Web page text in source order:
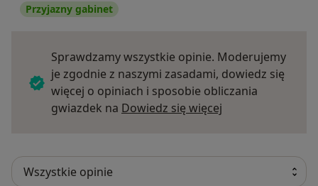
Przyjazny gabinet
Sprawdzamy wszystkie opinie. Moderujemy
je zgodnie z naszymi zasadami, dowiedz się
więcej o opiniach i sposobie obliczania
gwiazdek na Dowiedz się więcej